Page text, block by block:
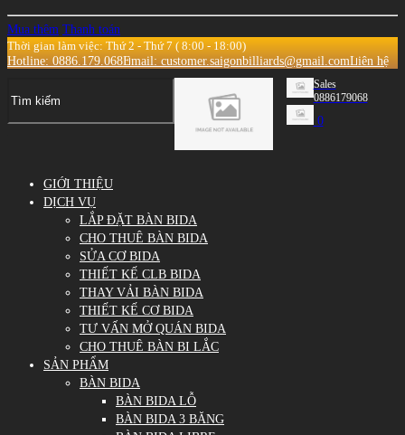
Mua thêm Thanh toán
Thời gian làm việc: Thứ 2 - Thứ 7 ( 8:00 - 18:00)
Hotline: 0886.179.068Email: customer.saigonbilliards@gmail.comLiên hệ
Sales
0886179068
0
GIỚI THIỆU
DỊCH VỤ
LẮP ĐẶT BÀN BIDA
CHO THUÊ BÀN BIDA
SỬA CƠ BIDA
THIẾT KẾ CLB BIDA
THAY VẢI BÀN BIDA
THIẾT KẾ CƠ BIDA
TƯ VẤN MỞ QUÁN BIDA
CHO THUÊ BÀN BI LẮC
SẢN PHẨM
BÀN BIDA
BÀN BIDA LỖ
BÀN BIDA 3 BĂNG